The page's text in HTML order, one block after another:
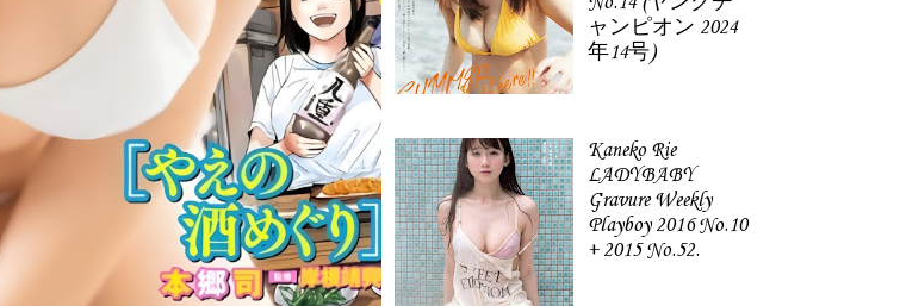
ャンピオン 2024
年14号)
Kaneko Rie
LADYBABY
Gravure Weekly
Playboy 2016 No.10
+ 2015 No.52.